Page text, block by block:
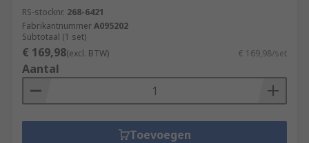
RS-stocknr. 268-6421
FabrikantnummerA095202
Subtotaal (1 set)
€ 169,98(excl. BTW) € 169,98/set
Aantal
Toevoegen